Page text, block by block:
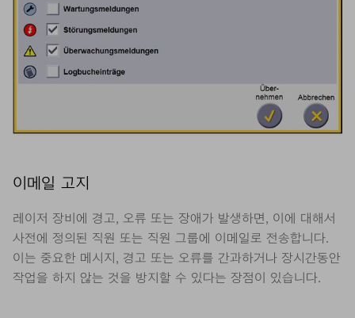
이메일 고지
레이저 장비에 경고, 오류 또는 장애가 발생하면, 이에 대해서
사전에 정의된 직원 또는 직원 그룹에 이메일로 전송합니다.
이는 중요한 메시지, 경고 또는 오류를 간과하거나 장시간동안
작업을 하지 않는 것을 방지할 수 있다는 장점이 있습니다.